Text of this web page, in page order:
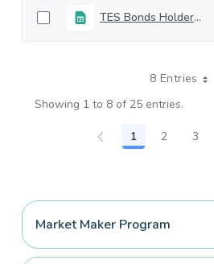
TES Bonds Holders October 2023
8 Entries
Showing 1 to 8 of 25 entries.
Page
1 Page
2 3
Market Maker Program